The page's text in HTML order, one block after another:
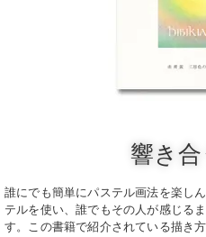
響き合
誰にでも簡単にパステル画法を楽し
テルを使い、誰でもその人が感じる
す。この書籍で紹介されている描き